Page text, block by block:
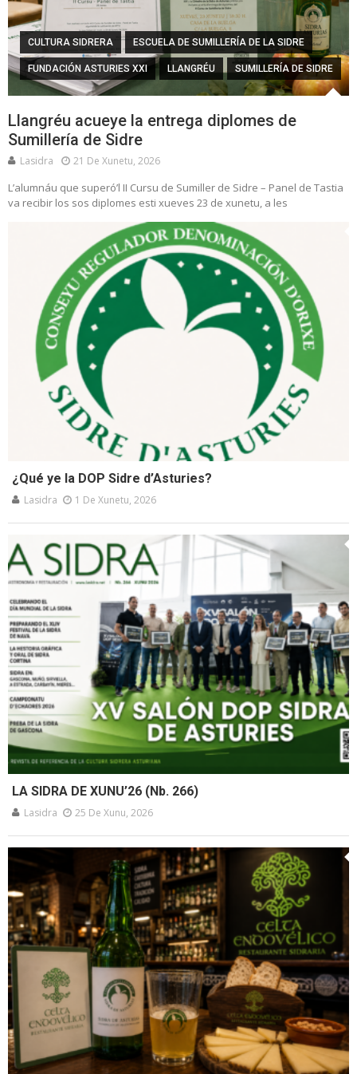
CULTURA SIDRERA ESCUELA DE SUMILLERÍA DE LA SIDRE
FUNDACIÓN ASTURIES XXI LLANGRÉU SUMILLERÍA DE SIDRE
Llangréu acueye la entrega diplomes de
Sumillería de Sidre
Lasidra 21 De Xunetu, 2026
L’alumnáu que superó’l II Cursu de Sumiller de Sidre – Panel de Tastia
va recibir los sos diplomes esti xueves 23 de xunetu, a les
¿Qué ye la DOP Sidre d’Asturies?
Lasidra 1 De Xunetu, 2026
LA SIDRA DE XUNU’26 (Nb. 266)
Lasidra 25 De Xunu, 2026